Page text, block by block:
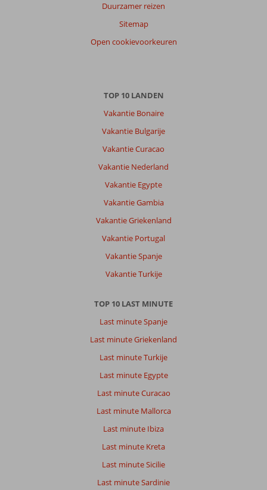
Duurzamer reizen
Sitemap
Open cookievoorkeuren
TOP 10 LANDEN
Vakantie Bonaire
Vakantie Bulgarije
Vakantie Curacao
Vakantie Nederland
Vakantie Egypte
Vakantie Gambia
Vakantie Griekenland
Vakantie Portugal
Vakantie Spanje
Vakantie Turkije
TOP 10 LAST MINUTE
Last minute Spanje
Last minute Griekenland
Last minute Turkije
Last minute Egypte
Last minute Curacao
Last minute Mallorca
Last minute Ibiza
Last minute Kreta
Last minute Sicilie
Last minute Sardinie